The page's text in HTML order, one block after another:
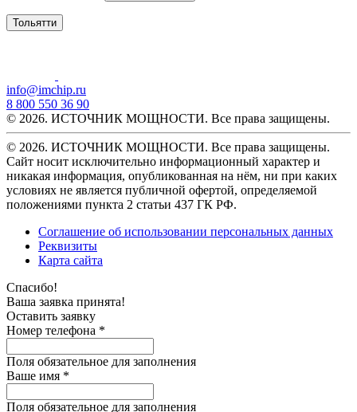
Тольятти
info@imchip.ru
8 800 550 36 90
© 2026. ИСТОЧНИК МОЩНОСТИ. Все права защищены.
© 2026. ИСТОЧНИК МОЩНОСТИ. Все права защищены.
Сайт носит исключительно информационный характер и
никакая информация, опубликованная на нём, ни при каких
условиях не является публичной офертой, определяемой
положениями пункта 2 статьи 437 ГК РФ.
Соглашение об использовании персональных данных
Реквизиты
Карта сайта
Спасибо!
Ваша заявка принята!
Оставить заявку
Номер телефона *
Поля обязательное для заполнения
Ваше имя *
Поля обязательное для заполнения